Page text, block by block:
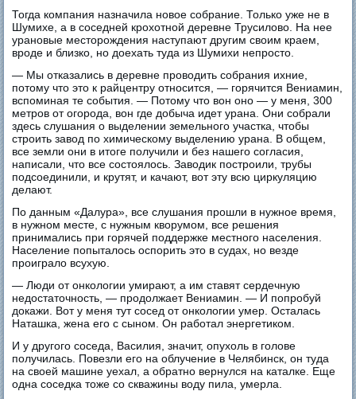
Тогда компания назначила новое собрание. Только уже не в
Шумихе, а в соседней крохотной деревне Трусилово. На нее
урановые месторождения наступают другим своим краем,
вроде и близко, но доехать туда из Шумихи непросто.
— Мы отказались в деревне проводить собрания ихние,
потому что это к райцентру относится, — горячится Вениамин,
вспоминая те события. — Потому что вон оно — у меня, 300
метров от огорода, вон где добыча идет урана. Они собрали
здесь слушания о выделении земельного участка, чтобы
строить завод по химическому выделению урана. В общем,
все земли они в итоге получили и без нашего согласия,
написали, что все состоялось. Заводик построили, трубы
подсоединили, и крутят, и качают, вот эту всю циркуляцию
делают.
По данным «Далура», все слушания прошли в нужное время,
в нужном месте, с нужным кворумом, все решения
принимались при горячей поддержке местного населения.
Население попыталось оспорить это в судах, но везде
проиграло всухую.
— Люди от онкологии умирают, а им ставят сердечную
недостаточность, — продолжает Вениамин. — И попробуй
докажи. Вот у меня тут сосед от онкологии умер. Осталась
Наташка, жена его с сыном. Он работал энергетиком.
И у другого соседа, Василия, значит, опухоль в голове
получилась. Повезли его на облучение в Челябинск, он туда
на своей машине уехал, а обратно вернулся на каталке. Еще
одна соседка тоже со скважины воду пила, умерла.